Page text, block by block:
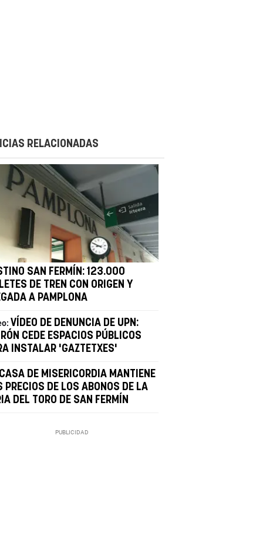
RELACIONADAS
SAN FERMÍN: 123.000
DE TREN CON ORIGEN Y
A PAMPLONA
VÍDEO DE DENUNCIA DE UPN:
CEDE ESPACIOS PÚBLICOS
INSTALAR 'GAZTETXES'
DE MISERICORDIA MANTIENE
PRECIOS DE LOS ABONOS DE LA
DEL TORO DE SAN FERMÍN